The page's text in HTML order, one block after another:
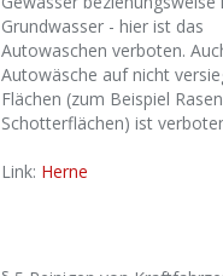
Grundwasser - hier ist das
Autowaschen verboten.
Autowäsche auf nicht
Flächen (zum Beispiel
Schotterflächen) ist
Link: Herne